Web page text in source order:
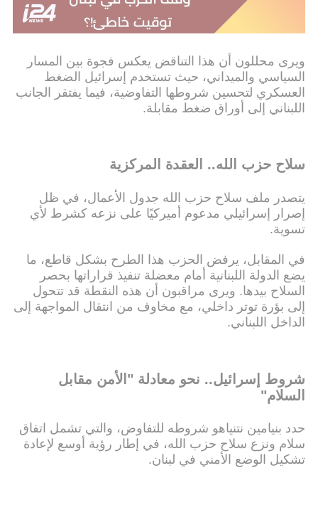
بالتزامن مع انعقاده.
ويرى محللون أن هذا التناقض يعكس فجوة بين المسار
السياسي والميداني، حيث تستخدم إسرائيل الضغط
العسكري لتحسين شروطها التفاوضية، فيما يفتقر الجانب
اللبناني إلى أوراق ضغط مقابلة.
سلاح حزب الله.. العقدة المركزية
يتصدر ملف سلاح حزب الله جدول الأعمال، في ظل
إصرار إسرائيلي مدعوم أميركيًا على نزعه كشرط لأي
تسوية.
في المقابل، يرفض الحزب هذا الطرح بشكل قاطع، ما
يضع الدولة اللبنانية أمام معضلة تنفيذ قراراتها بحصر
السلاح بيدها. ويرى مراقبون أن هذه النقطة قد تتحول
إلى بؤرة توتر داخلي، مع مخاوف من انتقال المواجهة إلى
الداخل اللبناني.
شروط إسرائيل.. نحو معادلة "الأمن مقابل
السلام"
حدد بنيامين نتنياهو شروطه للتفاوض، والتي تشمل اتفاق
سلام ونزع سلاح حزب الله، في إطار رؤية أوسع لإعادة
تشكيل الوضع الأمني في لبنان.